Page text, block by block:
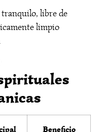
libre de
limpio
Beneficio